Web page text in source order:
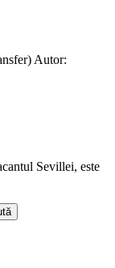
Autor:
Sevillei, este